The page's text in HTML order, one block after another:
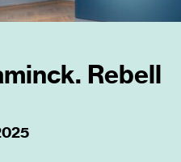
Rebell